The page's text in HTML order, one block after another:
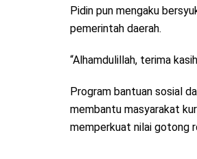
Pidin pun mengaku
pemerintah daerah.
“Alhamdulillah, terima
Program bantuan sosial
membantu masyarakat
memperkuat nilai gotong